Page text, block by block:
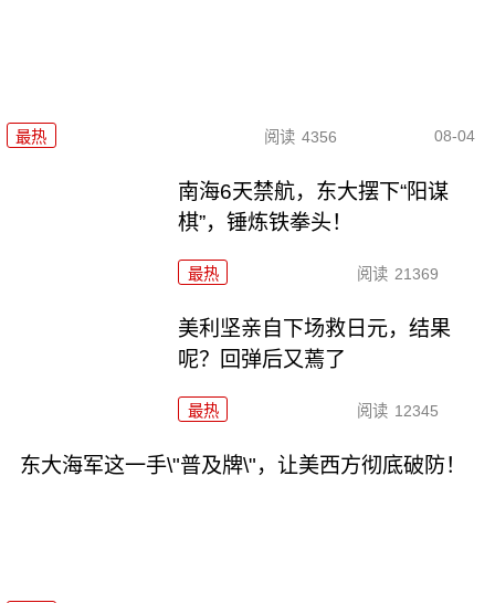
最热 阅读 4356 08-04
南海6天禁航，东大摆下“阳谋
棋”，锤炼铁拳头！
最热 阅读 21369
美利坚亲自下场救日元，结果
呢？回弹后又蔫了
最热 阅读 12345
东大海军这一手\"普及牌\"，让美西方彻底破防！